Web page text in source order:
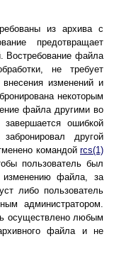
из архива с
предотвращает
Востребование файла
не требует
изменений и
некоторым
файла другими во
ошибкой
другой
командой rcs(1)
пользователь был
файла, за
либо пользователь
администратором.
осуществлено любым
файла и не